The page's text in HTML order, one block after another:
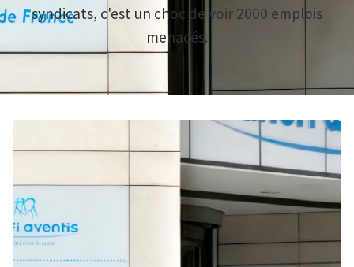
syndicats, c'est un choc de voir 2000 emplois
menacés.